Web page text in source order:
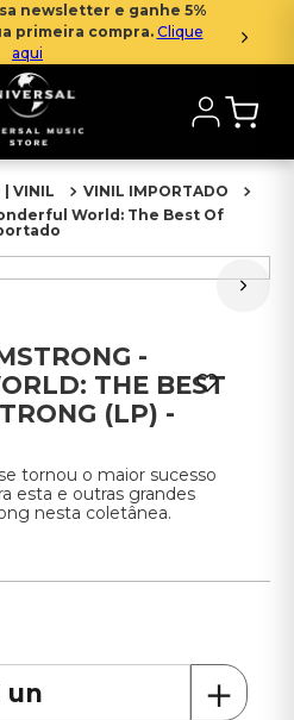
newsletter e ganhe 5%
primeira compra. Clique
aqui
| VINIL
VINIL IMPORTADO
World: The Best Of
-
THE BEST
(LP) -
tornou o maior sucesso
esta e outras grandes
nesta coletânea.
＋